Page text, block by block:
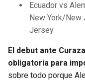
Ecuador vs
New York/New
Jersey
El debut ante
obligatoria para
sobre todo porque